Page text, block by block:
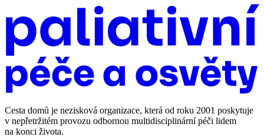
Cesta domů je nezisková organizace, která od roku 2001 poskytuje
v nepřetržitém provozu odbornou multidisciplinární péči lidem
na konci života.